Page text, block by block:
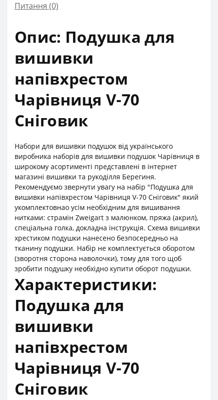
Питання (0)
Опис: Подушка для
вишивки
напівхрестом
Чарівниця V-70
Сніговик
Набори для вишивки подушок від українського
виробника наборів для вишивки подушок Чарівниця в
широкому асортименті представлені в інтернет
магазині вишивки та рукоділля Берегиня.
Рекомендуємо звернути увагу на набір "Подушка для
вишивки напівхрестом Чарівниця V-70 Сніговик" який
укомплектовнао усім необхідним для вишивання
нитками: страмін Zweigart з малюнком, пряжа (акрил),
спеціальна голка, докладна інструкція. Схема вишивки
хрестиком подушки нанесено безпосередньо на
тканину подушки. Набір не комплектується оборотом
(зворотня сторона наволочки), тому для того щоб
зробити подушку необхідно купити оборот подушки.
Характеристики:
Подушка для
вишивки
напівхрестом
Чарівниця V-70
Сніговик